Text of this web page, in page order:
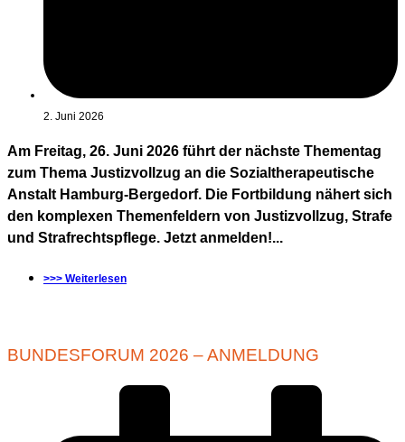
2. Juni 2026
Am Freitag, 26. Juni 2026 führt der nächste Thementag
zum Thema Justizvollzug an die Sozialtherapeutische
Anstalt Hamburg-Bergedorf. Die Fortbildung nähert sich
den komplexen Themenfeldern von Justizvollzug, Strafe
und Strafrechtspflege. Jetzt anmelden!...
>>> Weiterlesen
BUNDESFORUM 2026 – ANMELDUNG